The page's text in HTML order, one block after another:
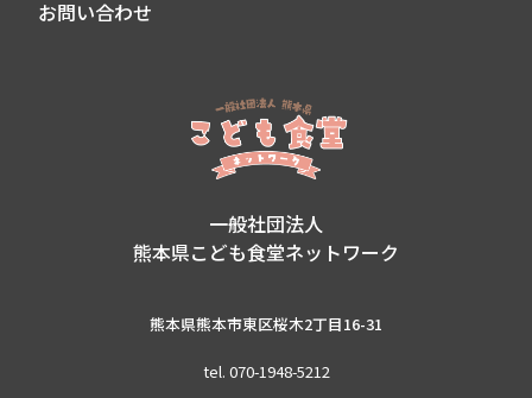
お問い合わせ
一般社団法人
熊本県こども食堂ネットワーク
熊本県熊本市東区桜木2丁目16-31
tel. 070-1948-5212